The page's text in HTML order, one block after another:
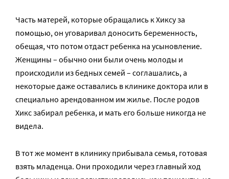
Часть матерей, которые обращались к Хиксу за
помощью, он уговаривал доносить беременность,
обещая, что потом отдаст ребенка на усыновление.
Женщины – обычно они были очень молоды и
происходили из бедных семей – соглашались, а
некоторые даже оставались в клинике доктора или в
специально арендованном им жилье. После родов
Хикс забирал ребенка, и мать его больше никогда не
видела.
В тот же момент в клинику прибывала семья, готовая
взять младенца. Они проходили через главный ход